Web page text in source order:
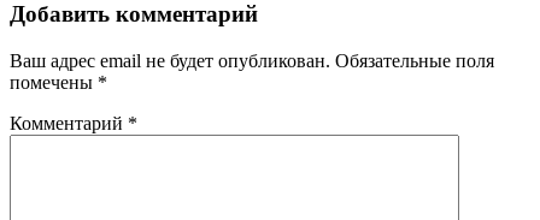
Добавить комментарий
Ваш адрес email не будет опубликован. Обязательные поля
помечены *
Комментарий *